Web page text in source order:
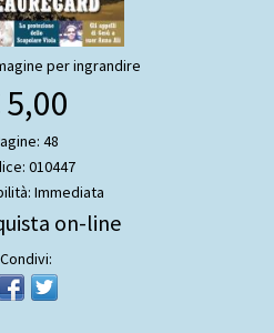
per ingrandire
48
010447
Immediata
on-line
Condivi: